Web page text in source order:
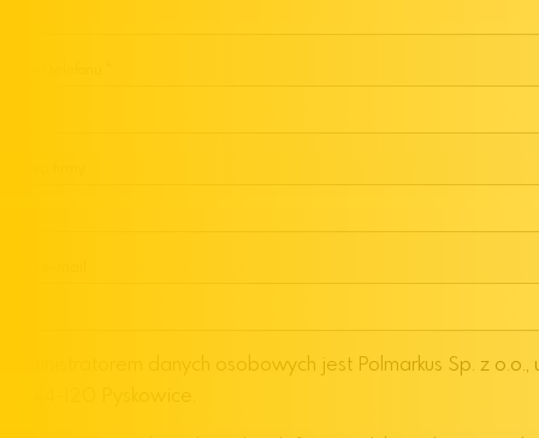
Administratorem danych osobowych jest Polmarkus Sp. z o.o.,